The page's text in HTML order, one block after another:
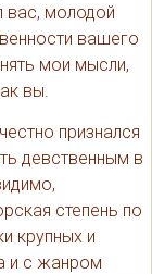
вас, молодой
вашего
мои мысли,
вы.
признался
девственным в
степень по
крупных и
и с жанром